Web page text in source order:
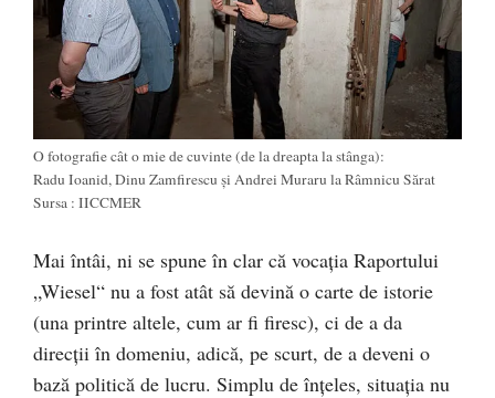
O fotografie cât o mie de cuvinte (de la dreapta la stânga):
Radu Ioanid, Dinu Zamfirescu și Andrei Muraru la Râmnicu Sărat
Sursa : IICCMER
Mai întâi, ni se spune în clar că vocația Raportului
„Wiesel“ nu a fost atât să devină o carte de istorie
(una printre altele, cum ar fi firesc), ci de a da
direcții în domeniu, adică, pe scurt, de a deveni o
bază politică de lucru. Simplu de înțeles, situația nu